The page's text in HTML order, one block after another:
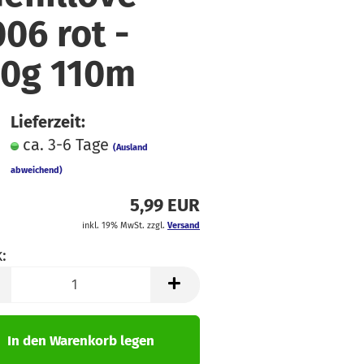
Mood
& Hosensoffe
& Bänderrot -
110m
Lieferzeit:
ca. 3-6 Tage (Ausland
abweichend)
5,99 EUR
inkl. 19% MwSt. zzgl. Versand
In den Warenkorb legen